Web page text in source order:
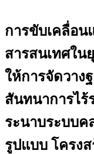
การขับเคลื่อน
สารสนเทศใน
ให้การจัดวาง
สันทนาการไร้
ระนาบระบบค
รูปแบบ โครง